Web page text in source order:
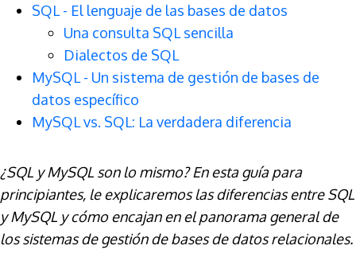
SQL - El lenguaje de las bases de datos
Una consulta SQL sencilla
Dialectos de SQL
MySQL - Un sistema de gestión de bases de
datos específico
MySQL vs. SQL: La verdadera diferencia
¿SQL y MySQL son lo mismo? En esta guía para
principiantes, le explicaremos las diferencias entre SQL
y MySQL y cómo encajan en el panorama general de
los sistemas de gestión de bases de datos relacionales.